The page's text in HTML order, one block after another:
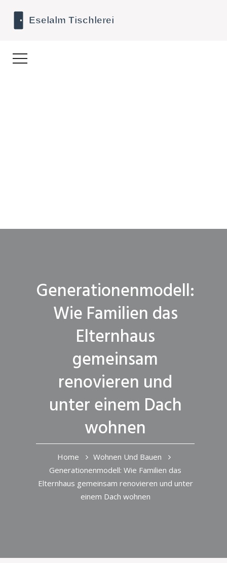
Generationenmodell:
Wie Familien das
Elternhaus
gemeinsam
renovieren und
unter einem Dach
wohnen
Home
Wohnen Und Bauen
Generationenmodell: Wie Familien das
Elternhaus gemeinsam renovieren und unter
einem Dach wohnen